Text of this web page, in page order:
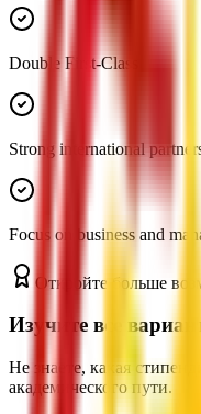
Double First-Class
Strong international
Focus on business and
Откройте больше
Изучите все
Не знаете, какая
академического пути.